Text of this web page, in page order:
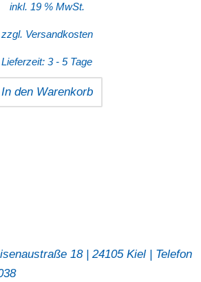
inkl. 19 % MwSt.
zzgl. Versandkosten
Lieferzeit: 3 - 5 Tage
In den Warenkorb
18 | 24105 Kiel | Telefon